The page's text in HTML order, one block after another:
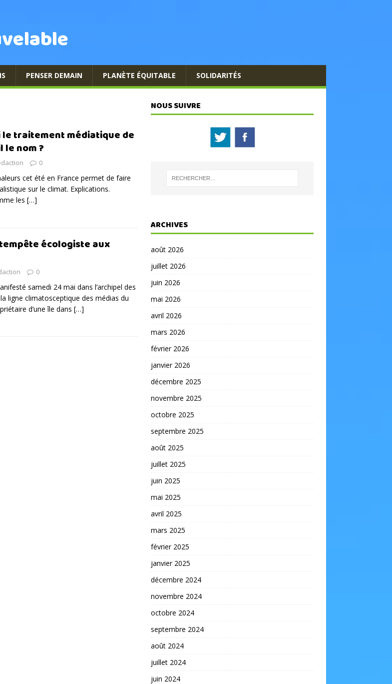
PENSER DEMAIN PLANÈTE ÉQUITABLE SOLIDARITÉS
le traitement médiatique de
le nom ?
0
cet été en France permet de faire
sur le climat. Explications.
les […]
écologiste aux
0
samedi 24 mai dans l’archipel des
ligne climatosceptique des médias du
d’une île dans […]
NOUS SUIVRE
ARCHIVES
août 2026
juillet 2026
juin 2026
mai 2026
avril 2026
mars 2026
février 2026
janvier 2026
décembre 2025
novembre 2025
octobre 2025
septembre 2025
août 2025
juillet 2025
juin 2025
mai 2025
avril 2025
mars 2025
février 2025
janvier 2025
décembre 2024
novembre 2024
octobre 2024
septembre 2024
août 2024
juillet 2024
juin 2024